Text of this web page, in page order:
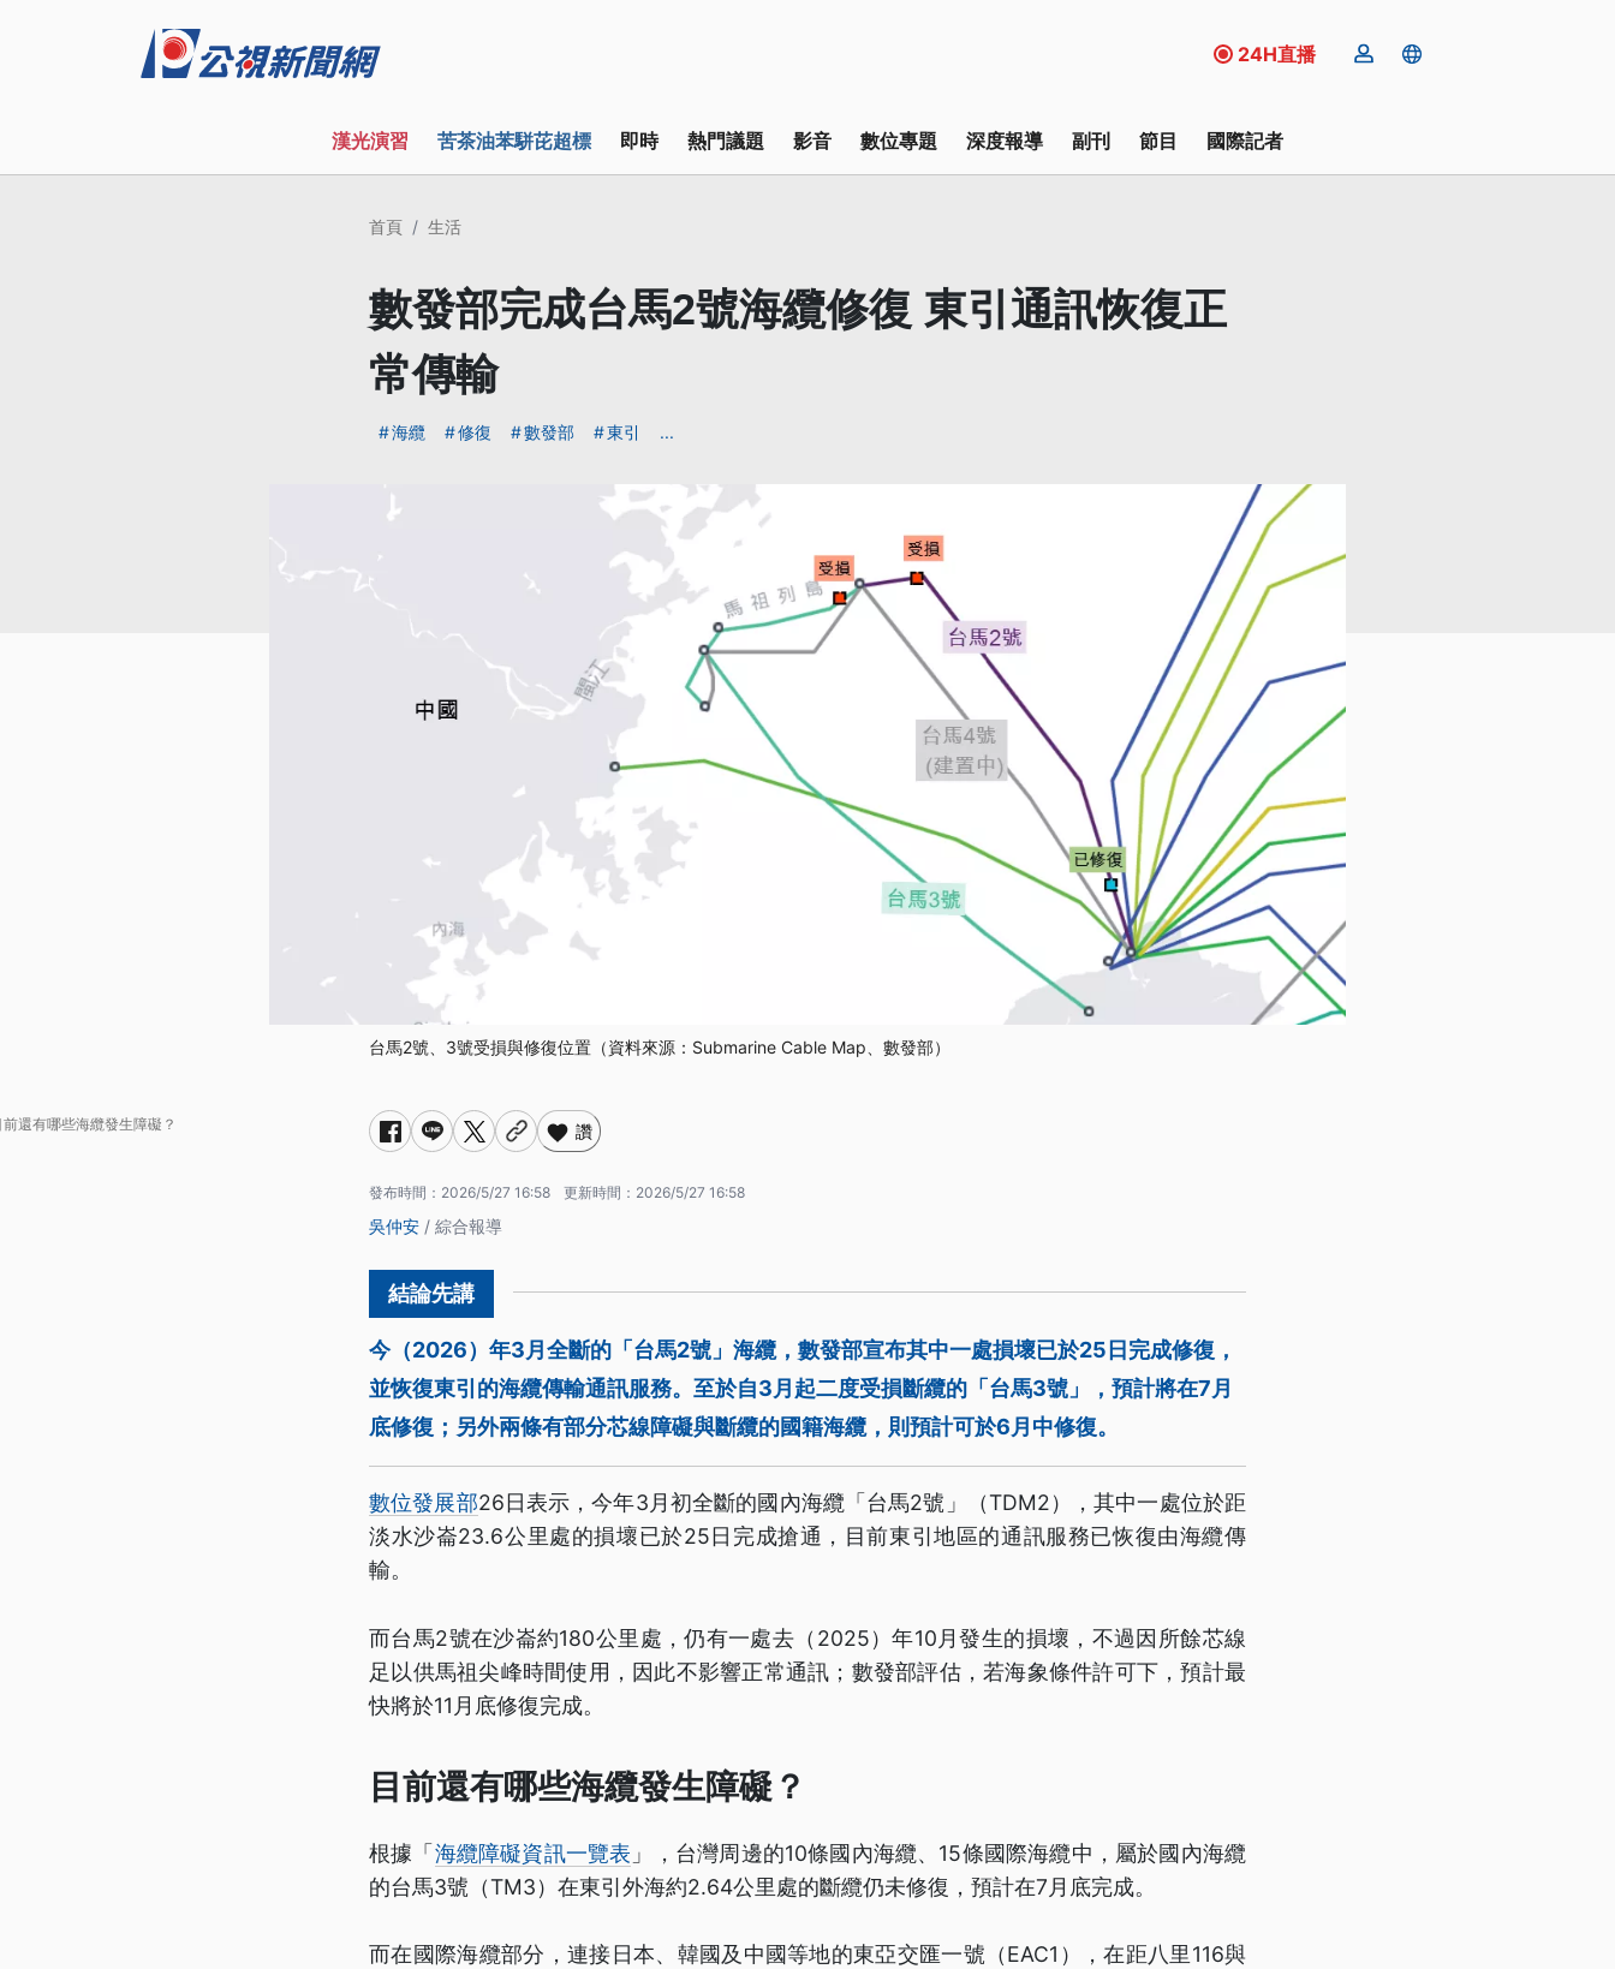
24H直播
漢光演習 苦茶油苯駢芘超標 即時 熱門議題 影音 數位專題 深度報導 副刊 節目 國際記者
首頁 生活
數發部完成台馬2號海纜修復 東引通訊恢復正
常傳輸
海纜 修復 數發部 東引 ...
台馬2號、3號受損與修復位置（資料來源：Submarine Cable Map、數發部）
前還有哪些海纜發生障礙？ 讚
發布時間： 2026/5/27 16:58 更新時間： 2026/5/27 16:58
吳仲安 / 綜合報導
今（2026）年3月全斷的「台馬2號」海纜，數發部宣布其中一處損壞已於25日完成修復，
並恢復東引的海纜傳輸通訊服務。至於自3月起二度受損斷纜的「台馬3號」，預計將在7月
底修復；另外兩條有部分芯線障礙與斷纜的國籍海纜，則預計可於6月中修復。
數位發展部26日表示，今年3月初全斷的國內海纜「台馬2號」（TDM2），其中一處位於距
淡水沙崙23.6公里處的損壞已於25日完成搶通，目前東引地區的通訊服務已恢復由海纜傳
輸。
而台馬2號在沙崙約180公里處，仍有一處去（2025）年10月發生的損壞，不過因所餘芯線
足以供馬祖尖峰時間使用，因此不影響正常通訊；數發部評估，若海象條件許可下，預計最
快將於11月底修復完成。
目前還有哪些海纜發生障礙？
根據「海纜障礙資訊一覽表 」，台灣周邊的10條國內海纜、15條國際海纜中，屬於國內海纜
的台馬3號（TM3）在東引外海約2.64公里處的斷纜仍未修復，預計在7月底完成。
而在國際海纜部分，連接日本、韓國及中國等地的東亞交匯一號（EAC1），在距八里116與